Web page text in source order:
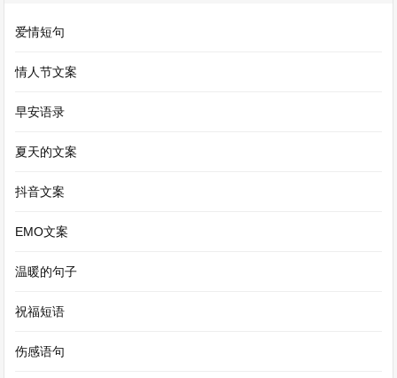
爱情短句
情人节文案
早安语录
夏天的文案
抖音文案
EMO文案
温暖的句子
祝福短语
伤感语句